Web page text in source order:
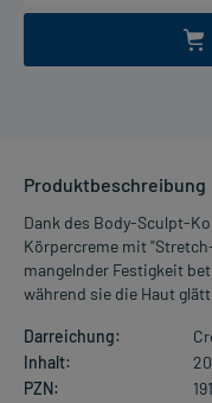
Produktbeschreibung
Dank des Body-Sculpt-
Körpercreme mit
mangelnder Festigkeit
während sie die Haut
Darreichung:
Inhalt:
PZN: